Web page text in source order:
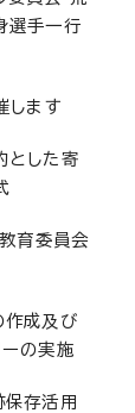
選手一行
します
とした寄
委員会
作成及び
の実施
存活用